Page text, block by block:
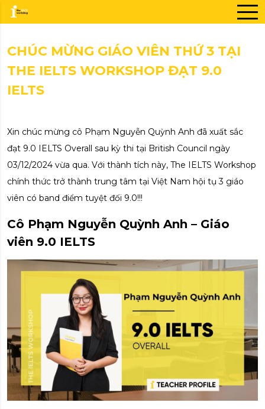
CHÚC MỪNG GIÁO VIÊN THỨ 3 TẠI
THE IELTS WORKSHOP ĐẠT 9.0
IELTS
Xin chúc mừng cô Phạm Nguyễn Quỳnh Anh đã xuất sắc
đạt 9.0 IELTS Overall sau kỳ thi tại British Council ngày
03/12/2024 vừa qua. Với thành tích này, The IELTS Workshop
chính thức trở thành trung tâm tại Việt Nam hội tụ 3 giáo
viên có band điểm tuyệt đối 9.0!!!
Cô Phạm Nguyễn Quỳnh Anh – Giáo
viên 9.0 IELTS